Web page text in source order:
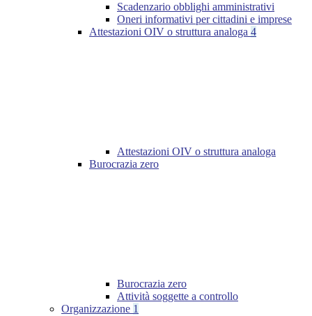
Scadenzario obblighi amministrativi
Oneri informativi per cittadini e imprese
Attestazioni OIV o struttura analoga 4
Attestazioni OIV o struttura analoga
Burocrazia zero
Burocrazia zero
Attività soggette a controllo
Organizzazione 1